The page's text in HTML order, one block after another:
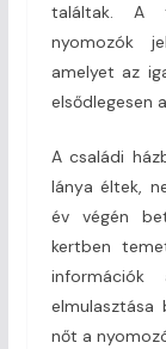
találtak. A
nyomozók
amelyet az
elsődlegesen
A családi
lánya éltek,
év végén
kertben
információk
elmulasztása
nőt a